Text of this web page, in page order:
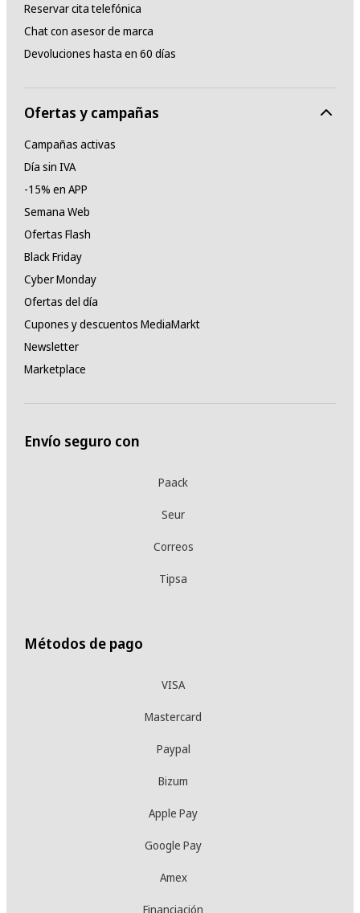
Reservar cita telefónica
Chat con asesor de marca
Devoluciones hasta en 60 días
Ofertas y campañas
Campañas activas
Día sin IVA
-15% en APP
Semana Web
Ofertas Flash
Black Friday
Cyber Monday
Ofertas del día
Cupones y descuentos MediaMarkt
Newsletter
Marketplace
Envío seguro con
Paack
Seur
Correos
Tipsa
Métodos de pago
VISA
Mastercard
Paypal
Bizum
Apple Pay
Google Pay
Amex
Financiación